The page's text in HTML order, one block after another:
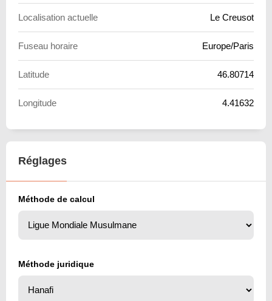
Localisation actuelle Le Creusot
Fuseau horaire Europe/Paris
Latitude 46.80714
Longitude 4.41632
Réglages
Méthode de calcul
Méthode juridique